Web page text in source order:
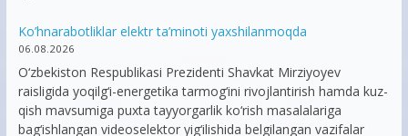
Ko’hnarabotliklar elektr ta’minoti yaxshilanmoqda
06.08.2026
O‘zbekiston Respublikasi Prezidenti Shavkat Mirziyoyev
raisligida yoqilg‘i-energetika tarmog‘ini rivojlantirish hamda kuz-
qish mavsumiga puxta tayyorgarlik ko‘rish masalalariga
bag‘ishlangan videoselektor yig‘ilishida belgilangan vazifalar